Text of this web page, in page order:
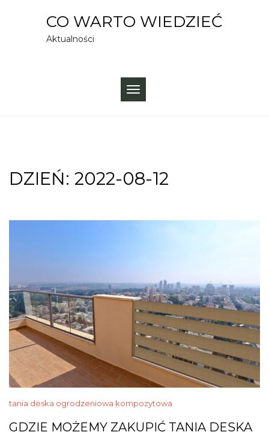
CO WARTO WIEDZIEĆ
Aktualności
TOGGLE
DZIEŃ: 2022-08-12
tania deska ogrodzeniowa kompozytowa
GDZIE MOŻEMY ZAKUPIĆ TANIA DESKA